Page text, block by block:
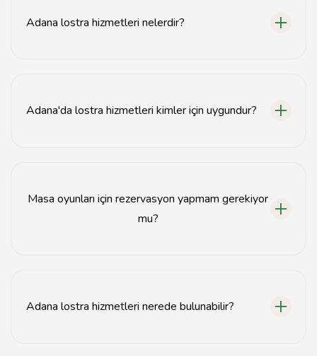
Adana lostra hizmetleri nelerdir?
Adana'da lostra hizmetleri kimler için uygundur?
Masa oyunları için rezervasyon yapmam gerekiyor
mu?
Adana lostra hizmetleri nerede bulunabilir?